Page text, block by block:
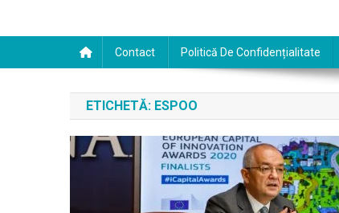
Contact Politică De Confidențialitate
ETICHETĂ: ESPOO